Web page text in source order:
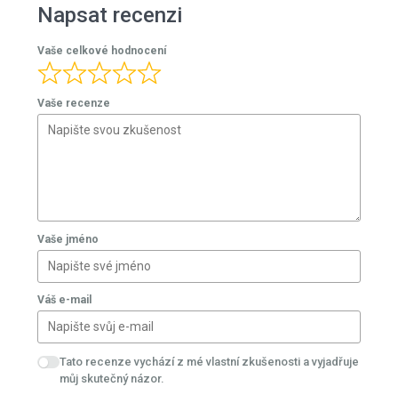
Napsat recenzi
Vaše celkové hodnocení
Vaše recenze
Vaše jméno
Váš e-mail
Tato recenze vychází z mé vlastní zkušenosti a vyjadřuje
můj skutečný názor.